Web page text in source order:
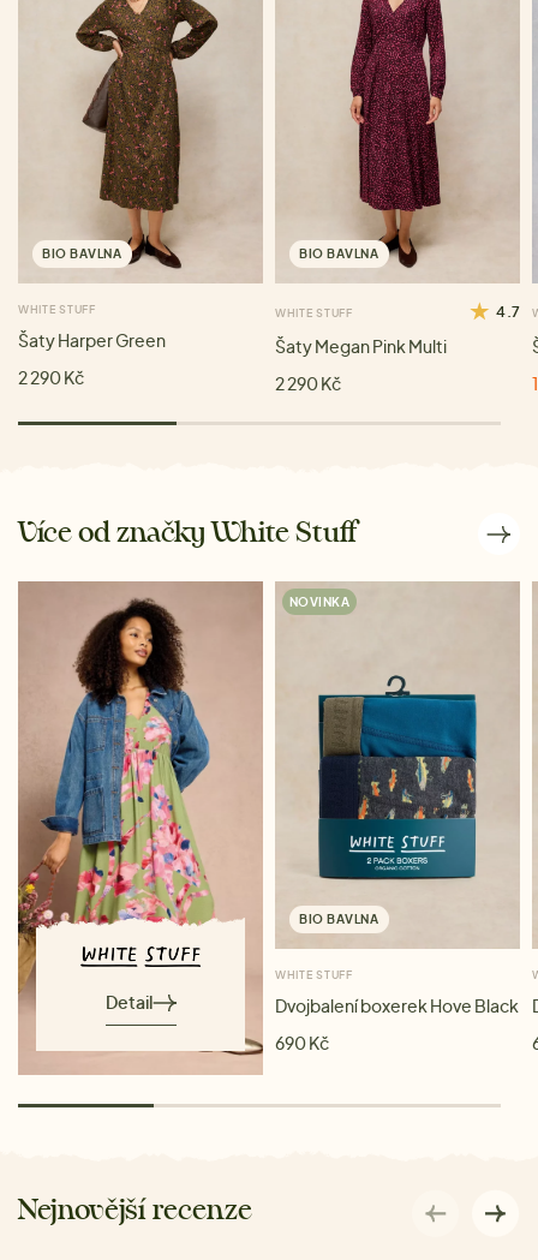
BIO BAVLNA
WHITE STUFF
Šaty Harper Green
2 290 Kč
BIO BAVLNA
WHITE STUFF 4.7
Šaty Megan Pink Multi
2 290 Kč
Více od značky White Stuff
Detail
NOVINKA
BIO BAVLNA
WHITE STUFF
Dvojbalení boxerek Hove Black
690 Kč
Nejnovější recenze